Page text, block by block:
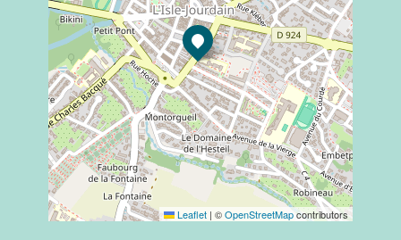
Leaflet | ©OpenStreetMapcontributors